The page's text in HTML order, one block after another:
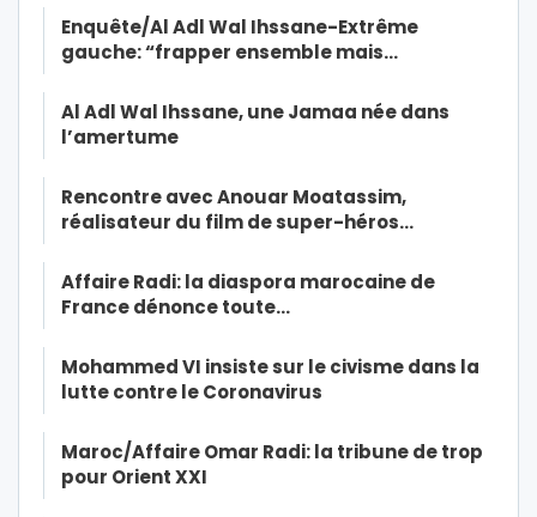
Enquête/Al Adl Wal Ihssane-Extrême
gauche: “frapper ensemble mais…
Al Adl Wal Ihssane, une Jamaa née dans
l’amertume
Rencontre avec Anouar Moatassim,
réalisateur du film de super-héros…
Affaire Radi: la diaspora marocaine de
France dénonce toute…
Mohammed VI insiste sur le civisme dans la
lutte contre le Coronavirus
Maroc/Affaire Omar Radi: la tribune de trop
pour Orient XXI